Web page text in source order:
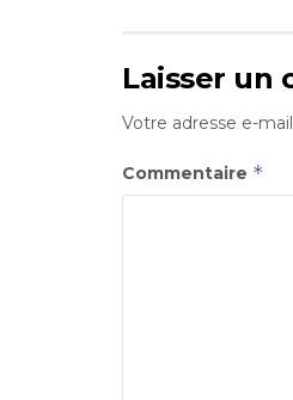
Laisser un
Votre adresse e-
Commentaire *